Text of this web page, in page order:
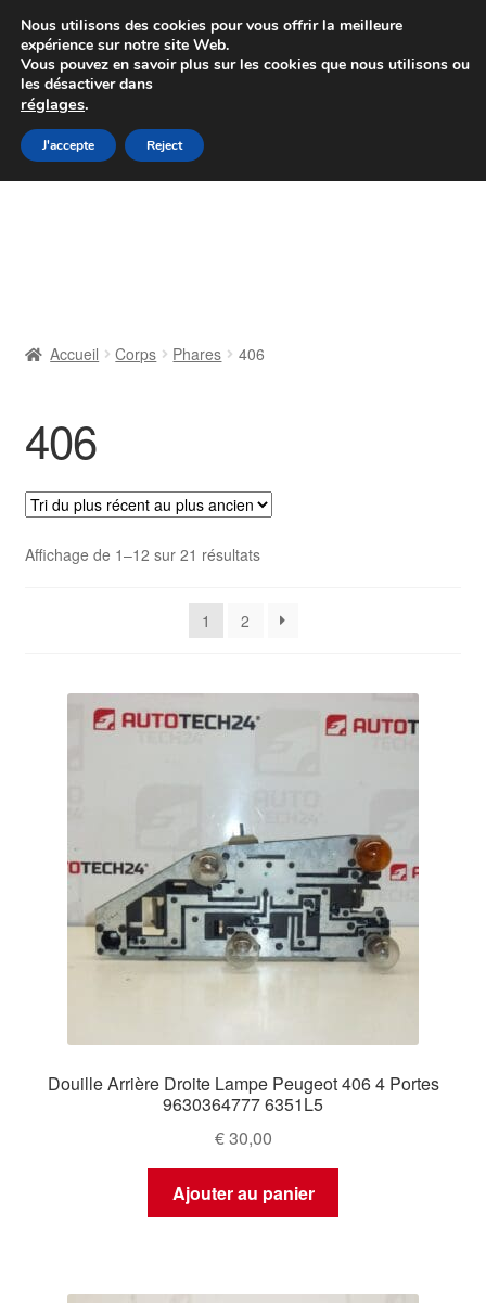
Colissimo livraison à partir de 7 EUR
Du lundi au vendredi de 9 h à 16 h
Aller
à
Aller
au
Livraison
Livraison internationale
Mon compte
Procédure de Réclamation
Termes et conditions
Accueil Corps Phares 406
406
Affichage de 1–12 sur 21 résultatsTrié
récent
ancien
1 2
Douille Arrière Droite Lampe Peugeot 406 4 Portes
9630364777 6351L5
€30,00
Ajouter au panier
Nous utilisons des cookies pour vous offrir la meilleure
expérience sur notre site Web.
Vous pouvez en savoir plus sur les cookies que nous utilisons ou
les désactiver dans
réglages.
J'accepte Reject